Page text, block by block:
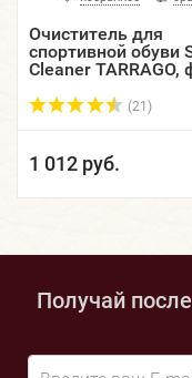
Очиститель для
спортивной обуви
Cleaner TARRAGO,
(21)
1 012 руб.
Получай